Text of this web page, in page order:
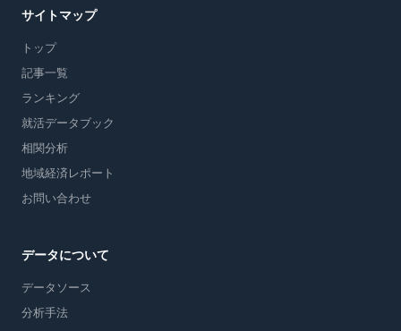
サイトマップ
トップ
記事一覧
ランキング
就活データブック
相関分析
地域経済レポート
お問い合わせ
データについて
データソース
分析手法